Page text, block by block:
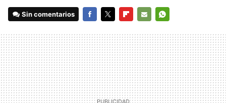
Sin comentarios
MAIL